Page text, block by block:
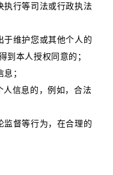
执行等司法或行政执法
于维护您或其他个人的
到本人授权同意的；
；
人信息的，例如，合法
监督等行为，在合理的